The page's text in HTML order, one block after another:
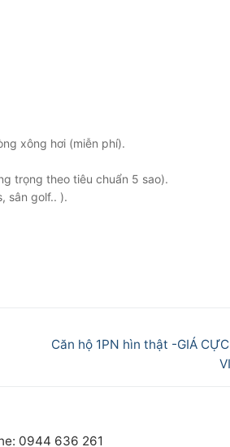
xông hơi (miễn phí).
trọng theo tiêu chuẩn 5 sao).
sân golf.. ).
Next
Căn hộ 1PN hìn thật -GIÁ
0944 636 261